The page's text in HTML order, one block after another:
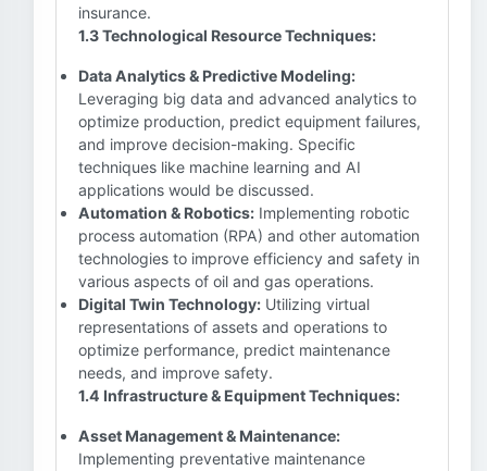
insurance.
1.3 Technological Resource Techniques:
Data Analytics & Predictive Modeling:
Leveraging big data and advanced analytics to
optimize production, predict equipment failures,
and improve decision-making. Specific
techniques like machine learning and AI
applications would be discussed.
Automation & Robotics: Implementing robotic
process automation (RPA) and other automation
technologies to improve efficiency and safety in
various aspects of oil and gas operations.
Digital Twin Technology: Utilizing virtual
representations of assets and operations to
optimize performance, predict maintenance
needs, and improve safety.
1.4 Infrastructure & Equipment Techniques:
Asset Management & Maintenance:
Implementing preventative maintenance